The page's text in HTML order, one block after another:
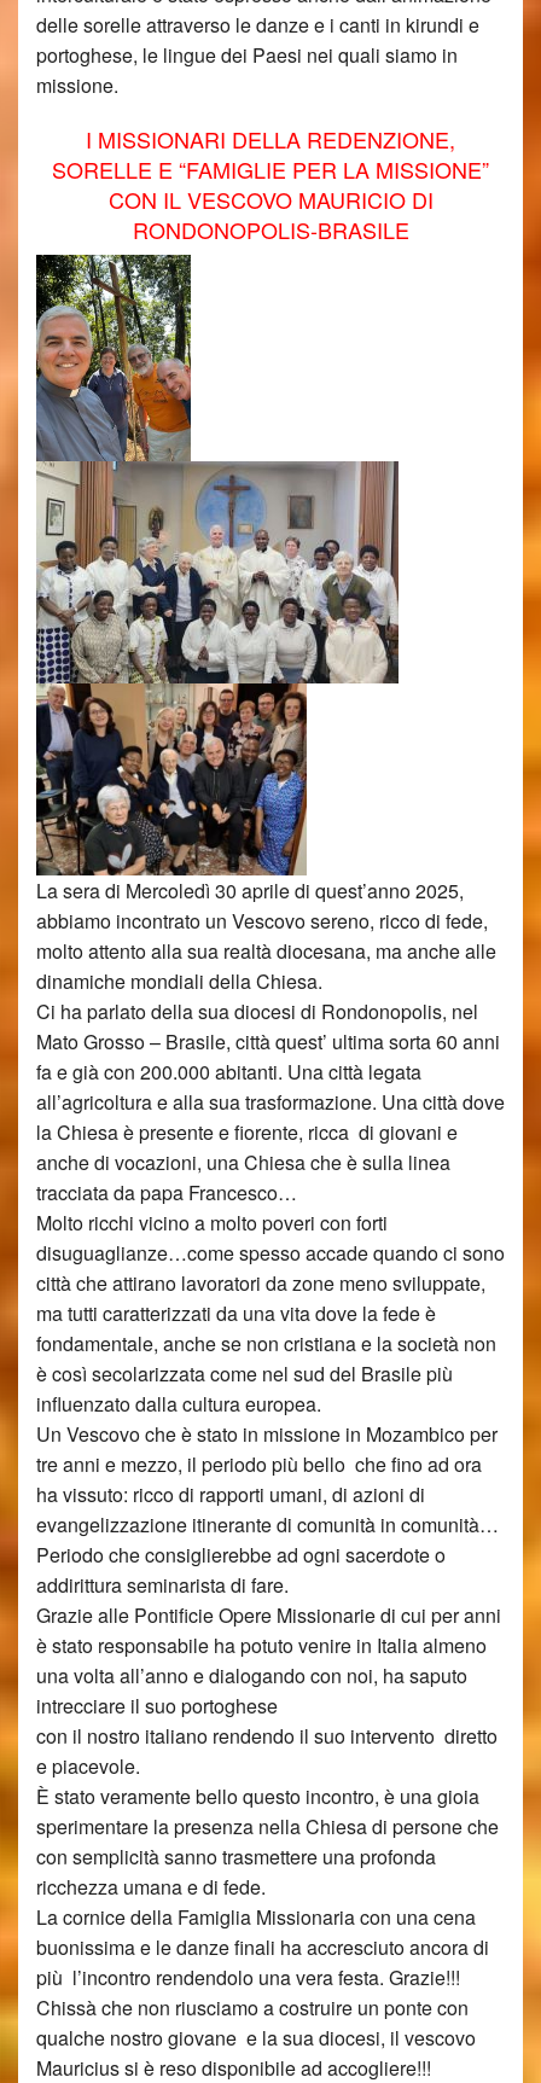
delle sorelle attraverso le danze e i canti in kirundi e
portoghese, le lingue dei Paesi nei quali siamo in
missione.
I MISSIONARI DELLA REDENZIONE,
SORELLE E “FAMIGLIE PER LA MISSIONE”
CON IL VESCOVO MAURICIO DI
RONDONOPOLIS-BRASILE
La sera di Mercoledì 30 aprile di quest’anno 2025,
abbiamo incontrato un Vescovo sereno, ricco di fede,
molto attento alla sua realtà diocesana, ma anche alle
dinamiche mondiali della Chiesa.
Ci ha parlato della sua diocesi di Rondonopolis, nel
Mato Grosso – Brasile, città quest’ ultima sorta 60 anni
fa e già con 200.000 abitanti. Una città legata
all’agricoltura e alla sua trasformazione. Una città dove
la Chiesa è presente e fiorente, ricca di giovani e
anche di vocazioni, una Chiesa che è sulla linea
tracciata da papa Francesco…
Molto ricchi vicino a molto poveri con forti
disuguaglianze…come spesso accade quando ci sono
città che attirano lavoratori da zone meno sviluppate,
ma tutti caratterizzati da una vita dove la fede è
fondamentale, anche se non cristiana e la società non
è così secolarizzata come nel sud del Brasile più
influenzato dalla cultura europea.
Un Vescovo che è stato in missione in Mozambico per
tre anni e mezzo, il periodo più bello che fino ad ora
ha vissuto: ricco di rapporti umani, di azioni di
evangelizzazione itinerante di comunità in comunità…
Periodo che consiglierebbe ad ogni sacerdote o
addirittura seminarista di fare.
Grazie alle Pontificie Opere Missionarie di cui per anni
è stato responsabile ha potuto venire in Italia almeno
una volta all’anno e dialogando con noi, ha saputo
intrecciare il suo portoghese
con il nostro italiano rendendo il suo intervento diretto
e piacevole.
È stato veramente bello questo incontro, è una gioia
sperimentare la presenza nella Chiesa di persone che
con semplicità sanno trasmettere una profonda
ricchezza umana e di fede.
La cornice della Famiglia Missionaria con una cena
buonissima e le danze finali ha accresciuto ancora di
più l’incontro rendendolo una vera festa. Grazie!!!
Chissà che non riusciamo a costruire un ponte con
qualche nostro giovane e la sua diocesi, il vescovo
Mauricius si è reso disponibile ad accogliere!!!